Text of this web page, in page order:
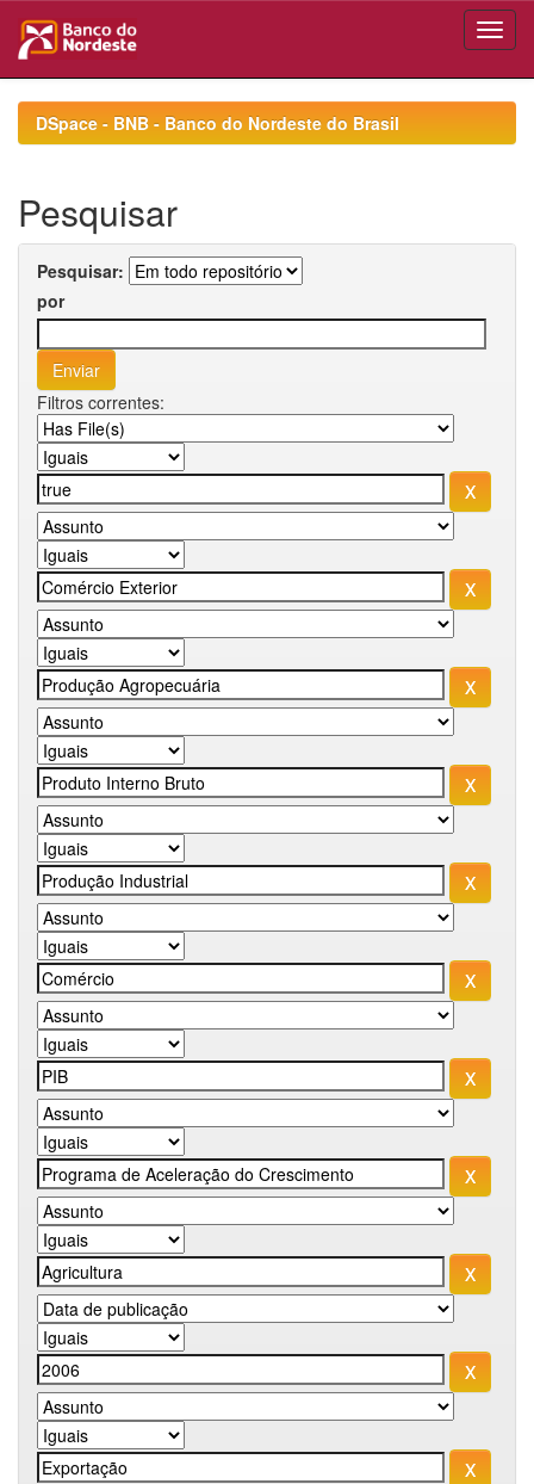
navigationDSpace - BNB - Banco do Nordeste do Brasil
Pesquisar
Pesquisar:
por
Filtros correntes: